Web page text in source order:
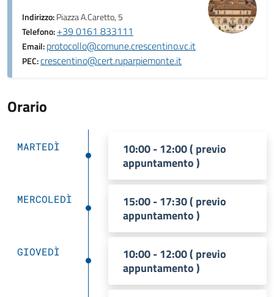
Indirizzo:Piazza A.Caretto, 5
Telefono:+39 0161 833111
Email:protocollo@comune.crescentino.vc.it
PEC:crescentino@cert.ruparpiemonte.it
Orario
MARTEDÌ
10:00 - 12:00 ( previo
appuntamento )
MERCOLEDÌ
15:00 - 17:30 ( previo
appuntamento )
GIOVEDÌ
10:00 - 12:00 ( previo
appuntamento )